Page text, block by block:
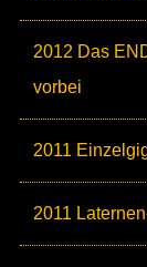
2012 Das
vorbei
2011
2011